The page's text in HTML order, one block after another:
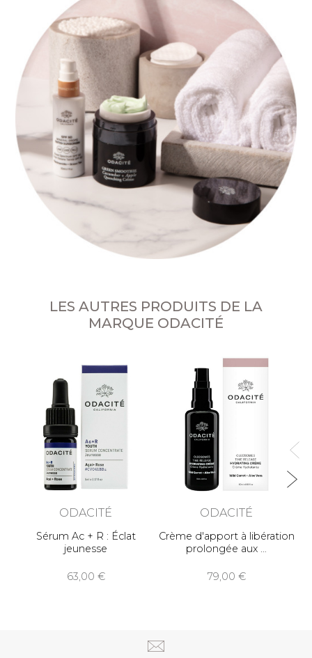
LES AUTRES PRODUITS DE LA
MARQUE ODACITÉ
ODACITÉ
Sérum Ac + R : Éclat
jeunesse
63,00
ODACITÉ
Crème d'apport à libération
prolongée aux
79,00